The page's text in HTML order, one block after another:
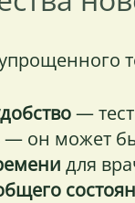
—
— он может
для